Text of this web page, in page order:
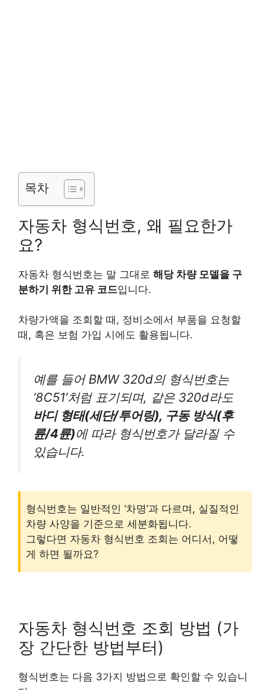
목차
자동차 형식번호, 왜 필요한가
요?
자동차 형식번호는 말 그대로 해당 차량 모델을 구
분하기 위한 고유 코드입니다.
차량가액을 조회할 때, 정비소에서 부품을 요청할
때, 혹은 보험 가입 시에도 활용됩니다.
예를 들어 BMW 320d의 형식번호는
‘8C51’처럼 표기되며, 같은 320d라도
바디 형태(세단/투어링), 구동 방식(후
륜/4륜)에 따라 형식번호가 달라질 수
있습니다.
형식번호는 일반적인 ‘차명’과 다르며, 실질적인
차량 사양을 기준으로 세분화됩니다.
그렇다면 자동차 형식번호 조회는 어디서, 어떻
게 하면 될까요?
자동차 형식번호 조회 방법 (가
장 간단한 방법부터)
형식번호는 다음 3가지 방법으로 확인할 수 있습니